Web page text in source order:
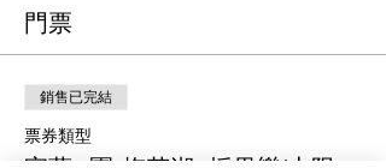
門票
銷售已完結
票券類型